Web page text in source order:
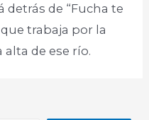
de “Fucha te
trabaja por la
de ese río.